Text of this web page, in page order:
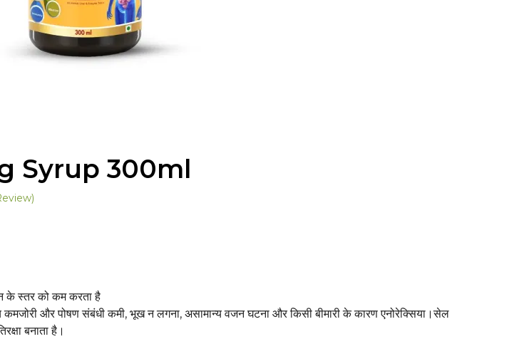
Syrup 300ml
के स्तर को कम करता है
कमजोरी और पोषण संबंधी कमी, भूख न लगना, असामान्य वजन घटना और किसी बीमारी के कारण एनोरेक्सिया।सेल
बनाता है।